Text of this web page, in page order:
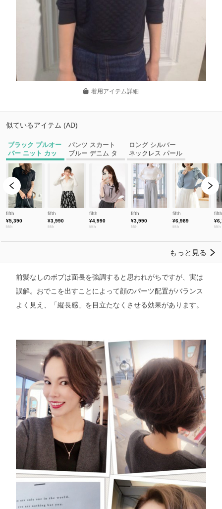
着用アイテム詳細
前髪なしのボブは面長を強調すると思われがちですが、実は
誤解。おでこを出すことによって顔のパーツ配置がバランス
よく見え、「縦長感」を目立たなくさせる効果があります。